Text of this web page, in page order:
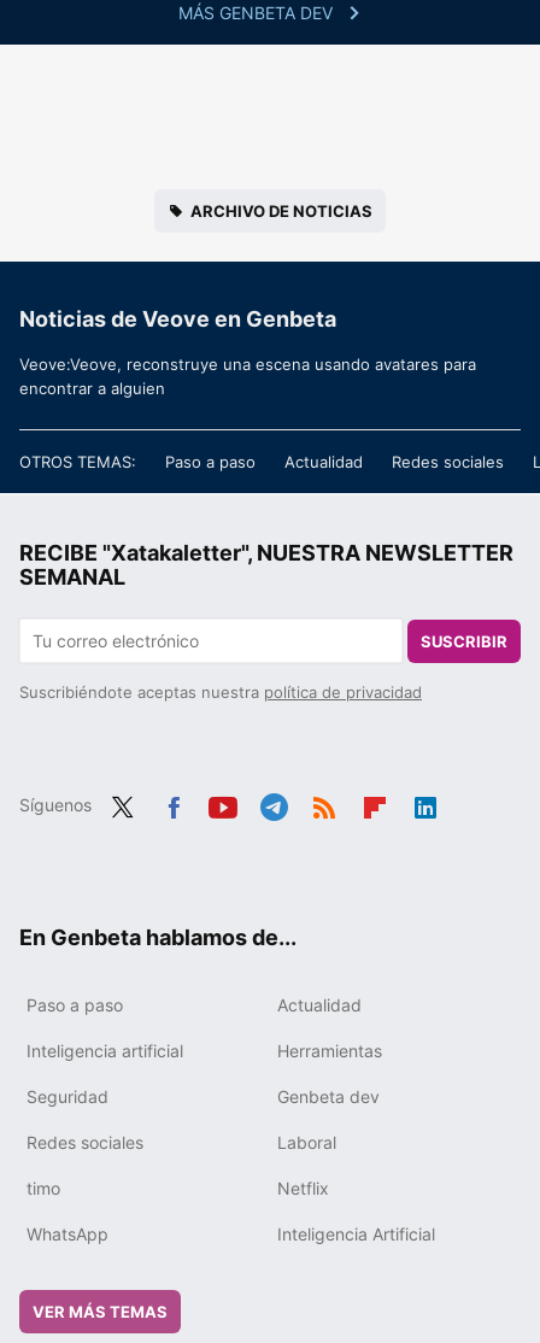
MÁS GENBETA DEV
ARCHIVO DE NOTICIAS
Noticias de Veove en Genbeta
Veove:Veove, reconstruye una escena usando avatares para
encontrar a alguien
OTROS TEMAS: Paso a paso Actualidad Redes sociales
RECIBE "Xatakaletter", NUESTRA NEWSLETTER
SEMANAL
SUSCRIBIR
Suscribiéndote aceptas nuestra política de privacidad
Síguenos
En Genbeta hablamos de...
Paso a paso Actualidad
Inteligencia artificial Herramientas
Seguridad Genbeta dev
Redes sociales Laboral
timo Netflix
WhatsApp Inteligencia Artificial
VER MÁS TEMAS